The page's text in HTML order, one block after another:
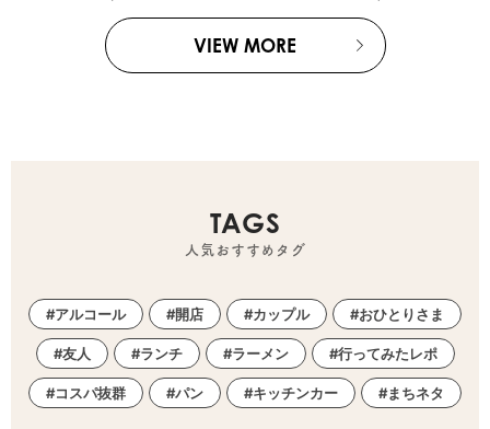
VIEW MORE
TAGS
人気おすすめタグ
アルコール 開店 カップル おひとりさま
友人 ランチ ラーメン 行ってみたレポ
コスパ抜群 パン キッチンカー まちネタ